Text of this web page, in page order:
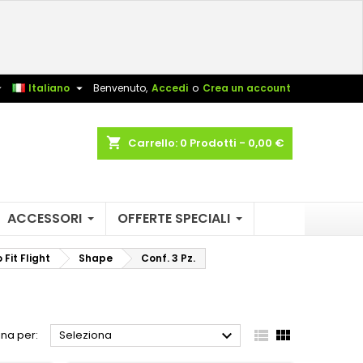
Benvenuto, Accedi o Crea un account
Italiano 
shopping_cart Carrello: 0 Prodotti - 0,00 €
ACCESSORI OFFERTE SPECIALI
Fit Flight Shape Conf. 3 Pz.
per: Seleziona   